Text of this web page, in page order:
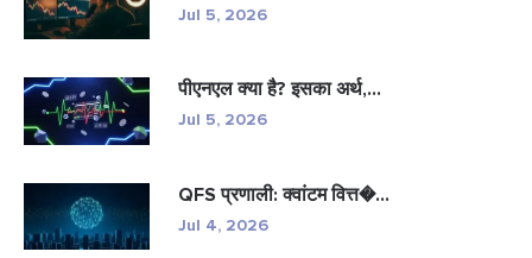
Jul 5, 2026
पीएनएल क्या है? इसका अर्थ,...
Jul 5, 2026
QFS प्रणाली: क्वांटम वित्त�...
Jul 4, 2026